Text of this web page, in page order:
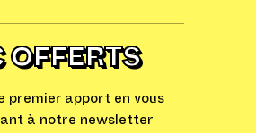
OFFERTS
premier apport en vous
à notre newsletter